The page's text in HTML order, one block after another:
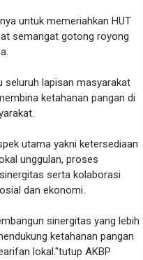
untuk memeriahkan HUT
semangat gotong royong
seluruh lapisan masyarakat
ketahanan pangan di
utama yakni ketersediaan
unggulan, proses
serta kolaborasi
dan ekonomi.
sinergitas yang lebih
ketahanan pangan
lokal."tutup AKBP